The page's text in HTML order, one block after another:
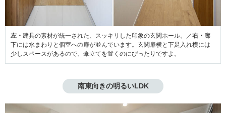
左・ 建具の素材が統一された、スッキリした印象の玄関ホール。／右・ 廊
下には水まわりと個室への扉が並んでいます。玄関扉横と下足入れ横には
少しスペースがあるので、傘立てを置くのにぴったりですよ。
南東向きの明るいLDK